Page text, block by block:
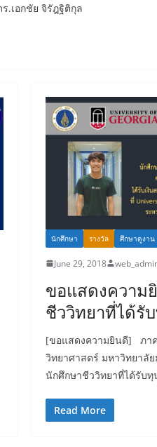
.เอกชัย จิรัฎฐิติกุล
นักศึกษา รางวัล ศึกษาดูงาน
June 29, 2018
ขอแสดงความ
ชีววิทยาที่ได้รั
[ขอแสดงความยินดี] ภา
วิทยาศาสตร์ มหาวิทยาลั
นักศึกษาชีววิทยาที่ได้รับทุ
Read More